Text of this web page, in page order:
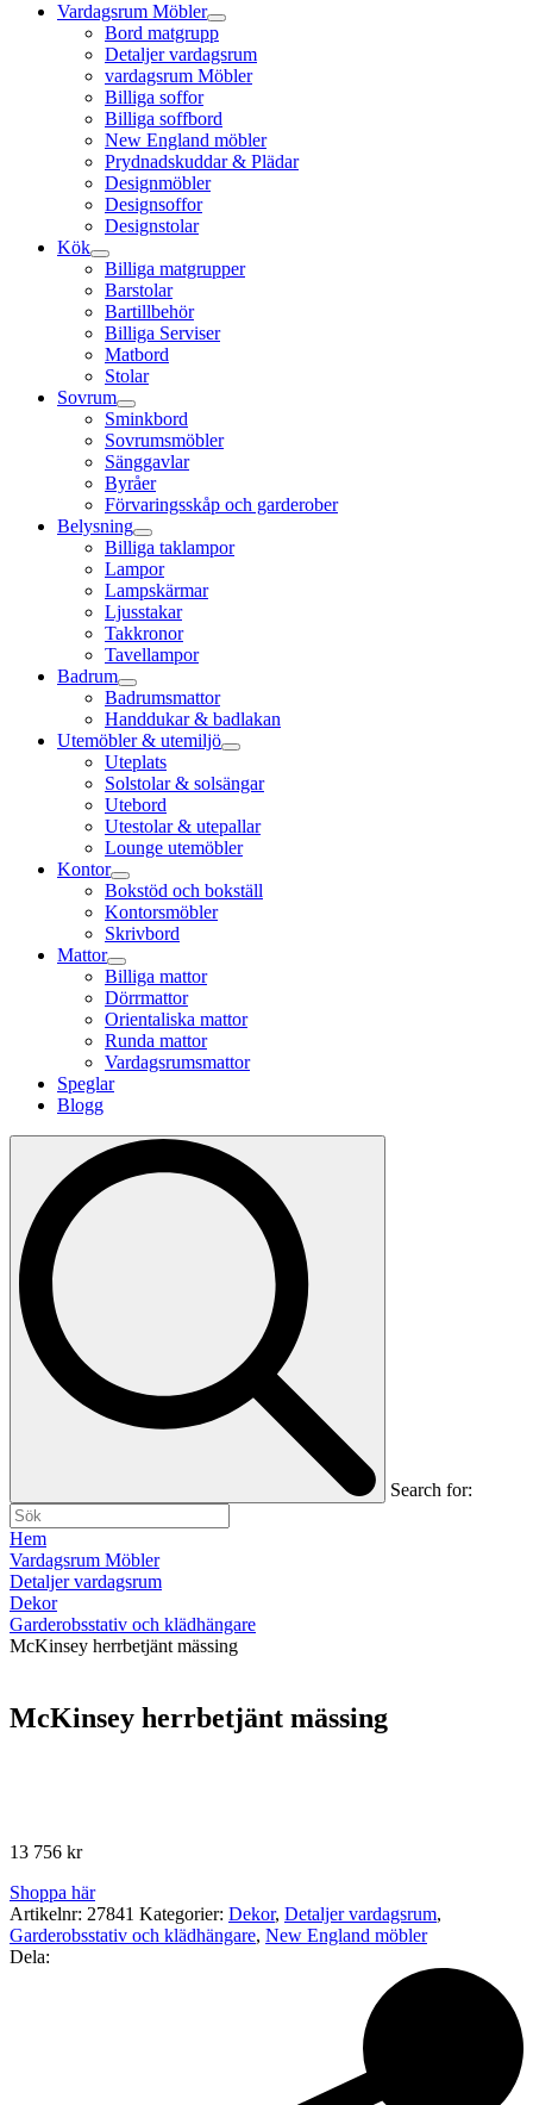
Vardagsrum Möbler
Bord matgrupp
Detaljer vardagsrum
vardagsrum Möbler
Billiga soffor
Billiga soffbord
New England möbler
Prydnadskuddar & Plädar
Designmöbler
Designsoffor
Designstolar
Kök
Billiga matgrupper
Barstolar
Bartillbehör
Billiga Serviser
Matbord
Stolar
Sovrum
Sminkbord
Sovrumsmöbler
Sänggavlar
Byråer
Förvaringsskåp och garderober
Belysning
Billiga taklampor
Lampor
Lampskärmar
Ljusstakar
Takkronor
Tavellampor
Badrum
Badrumsmattor
Handdukar & badlakan
Utemöbler & utemiljö
Uteplats
Solstolar & solsängar
Utebord
Utestolar & utepallar
Lounge utemöbler
Kontor
Bokstöd och bokställ
Kontorsmöbler
Skrivbord
Mattor
Billiga mattor
Dörrmattor
Orientaliska mattor
Runda mattor
Vardagsrumsmattor
Speglar
Blogg
Search for:
Hem
Vardagsrum Möbler
Detaljer vardagsrum
Dekor
Garderobsstativ och klädhängare
McKinsey herrbetjänt mässing
McKinsey herrbetjänt mässing
13 756 kr
Shoppa här
Artikelnr: 27841 Kategorier: Dekor, Detaljer vardagsrum,
Garderobsstativ och klädhängare, New England möbler
Dela: